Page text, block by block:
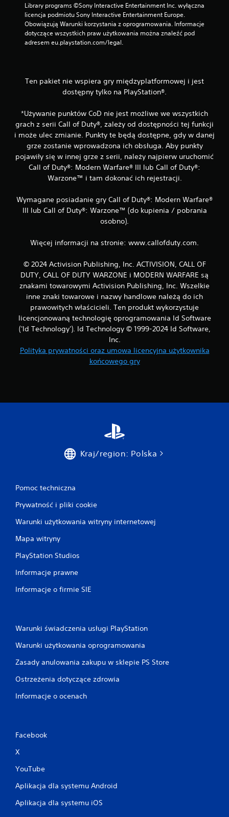
Library programs ©Sony Interactive Entertainment Inc. wyłączna
licencja podmiotu Sony Interactive Entertainment Europe.
Obowiązują Warunki korzystania z oprogramowania. Informacje
dotyczące wszystkich praw użytkowania można znaleźć pod
adresem eu.playstation.com/legal.
Ten pakiet nie wspiera gry międzyplatformowej i jest
dostępny tylko na PlayStation®.
*Używanie punktów CoD nie jest możliwe we wszystkich
grach z serii Call of Duty®, zależy od dostępności tej funkcji
i może ulec zmianie. Punkty te będą dostępne, gdy w danej
grze zostanie wprowadzona ich obsługa. Aby punkty
pojawiły się w innej grze z serii, należy najpierw uruchomić
Call of Duty®: Modern Warfare® III lub Call of Duty®:
Warzone™ i tam dokonać ich rejestracji.
Wymagane posiadanie gry Call of Duty®: Modern Warfare®
III lub Call of Duty®: Warzone™ (do kupienia / pobrania
osobno).
Więcej informacji na stronie: www.callofduty.com.
© 2024 Activision Publishing, Inc. ACTIVISION, CALL OF
DUTY, CALL OF DUTY WARZONE i MODERN WARFARE są
znakami towarowymi Activision Publishing, Inc. Wszelkie
inne znaki towarowe i nazwy handlowe należą do ich
prawowitych właścicieli. Ten produkt wykorzystuje
licencjonowaną technologię oprogramowania Id Software
('Id Technology'). Id Technology © 1999-2024 Id Software,
Inc.
Polityka prywatności oraz umowa licencyjna użytkownika
końcowego gry
Kraj/region: Polska
Pomoc techniczna
Prywatność i pliki cookie
Warunki użytkowania witryny internetowej
Mapa witryny
PlayStation Studios
Informacje prawne
Informacje o firmie SIE
Warunki świadczenia usługi PlayStation
Warunki użytkowania oprogramowania
Zasady anulowania zakupu w sklepie PS Store
Ostrzeżenia dotyczące zdrowia
Informacje o ocenach
Facebook
X
YouTube
Aplikacja dla systemu Android
Aplikacja dla systemu iOS